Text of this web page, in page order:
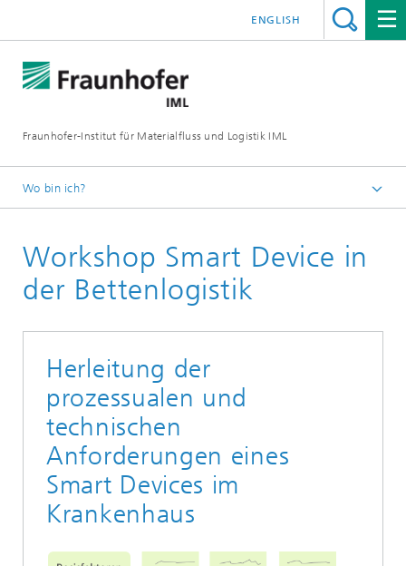
Fraunhofer-Institut für Materialfluss und Logistik IML
ENGLISH
Wo bin ich?
Abteilungen
Logistik, Verkehr und Umwelt
Health Care Logistics
Referenzen
Referenzen Krankenhauslogistik
Referenzen Smart Devices
Workshop Smart Device in
der Bettenlogistik
Herleitung der
prozessualen und
technischen
Anforderungen eines
Smart Devices im
Krankenhaus